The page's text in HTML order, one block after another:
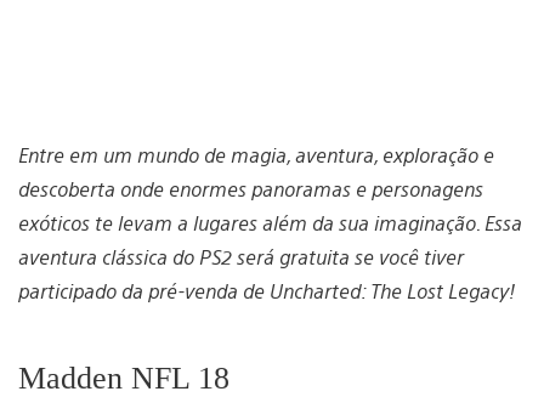
Entre em um mundo de magia, aventura, exploração e
descoberta onde enormes panoramas e personagens
exóticos te levam a lugares além da sua imaginação. Essa
aventura clássica do PS2 será gratuita se você tiver
participado da pré-venda de Uncharted: The Lost Legacy!
Madden NFL 18